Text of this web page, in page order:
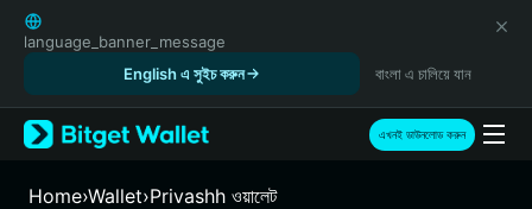
English
日本語
Русский
Español (Latinoamérica)
Türkçe
Italiano
language_banner_message
English এ সুইচ করুন
বাংলা এ চালিয়ে যান
এখনই ডাউনলোড করুন
Home›Wallet›Privashh ওয়ালেট